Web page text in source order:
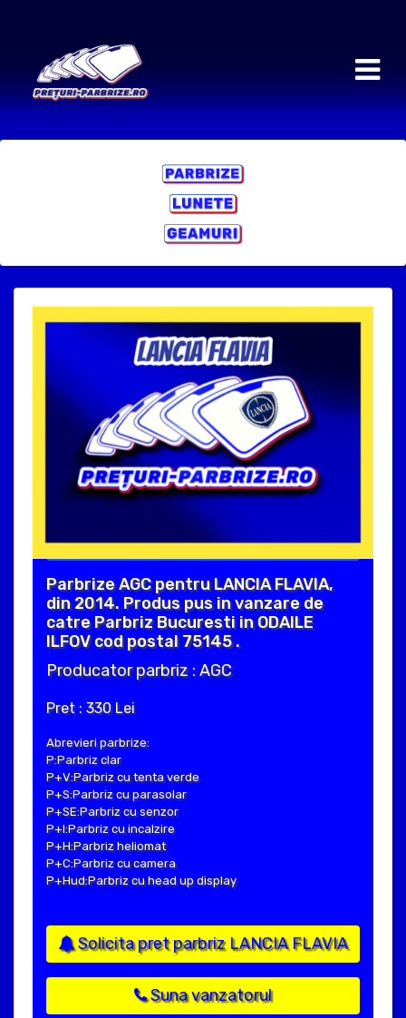
Parbrize AGC pentru LANCIA FLAVIA,
din 2014. Produs pus in vanzare de
catre Parbriz Bucuresti in ODAILE
ILFOV cod postal 75145 .
Producator parbriz : AGC
Pret : 330 Lei
Abrevieri parbrize:
P:Parbriz clar
P+V:Parbriz cu tenta verde
P+S:Parbriz cu parasolar
P+SE:Parbriz cu senzor
P+I:Parbriz cu incalzire
P+H:Parbriz heliomat
P+C:Parbriz cu camera
P+Hud:Parbriz cu head up display
Solicita pret parbriz LANCIA FLAVIA
Suna vanzatorul